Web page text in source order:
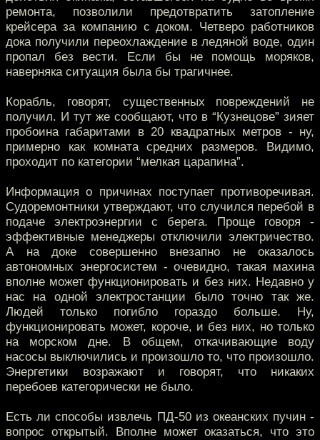
ремонта, позволили предотвратить затопление
крейсера за компанию с доком. Четверо работников
дока получили переохлаждение в ледяной воде, один
пропал без вести. Если бы не помощь моряков,
наверняка ситуация была бы трагичнее.
Корабль, говорят, существенных повреждений не
получил. И тут же сообщают, что в “Кузнецове” зияет
пробоина габаритами в 20 квадратных метров - ну,
примерно как комната средних размеров. Видимо,
проходит по категории “мелкая царапина”.
Информация о причинах поступает противоречивая.
Судоремонтники утверждают, что случился перебой в
подаче электроэнергии с берега. Проще говоря -
эффективные менеджеры отключили электричество.
А на доке совершенно внезапно не оказалось
автономных энергосистем - очевидно, такая махина
вполне может функционировать и без них. Недавно у
нас на одной электростанции было точно так же.
Людей только погибло гораздо больше. Ну,
функционировать может, короче, и без них, но только
на морском дне. В общем, откачивающие воду
насосы выключились и произошло то, что произошло.
Энергетики возражают и говорят, что никаких
перебоев категорически не было.
Есть ли способы извлечь ПД-50 из океанских пучин -
вопрос открытый. Вполне может оказаться, что это